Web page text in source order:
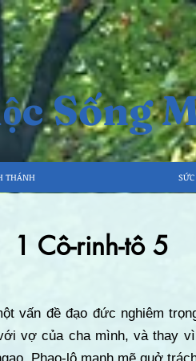
Sống
THÁNH
1 Cô-rinh-tô 5
vấn đề đạo đức nghiêm
vợ của cha mình, và thay